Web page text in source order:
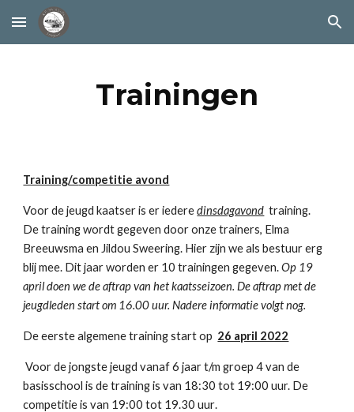
Skip to main content Skip to navigation
Trainingen
Training/competitie avond
Voor de jeugd kaatser is er iederedinsdagavond training.
De training wordt gegeven door onze trainers, Elma
Breeuwsma en Jildou Sweering. Hier zijn we als bestuur erg
blij mee. Dit jaar worden er 10 trainingen gegeven.Op 19
april doen we de aftrap van het kaatsseizoen. De aftrap met de
jeugdleden start om 16.00 uur. Nadere informatie volgt nog.
De eerste algemene training start op 26 april 2022
Voor de jongste jeugd vanaf 6 jaar t/m groep 4 van de
basisschool is de training is van 18:30 tot 19:00 uur. De
competitie is van 19:00 tot 19.30 uur.